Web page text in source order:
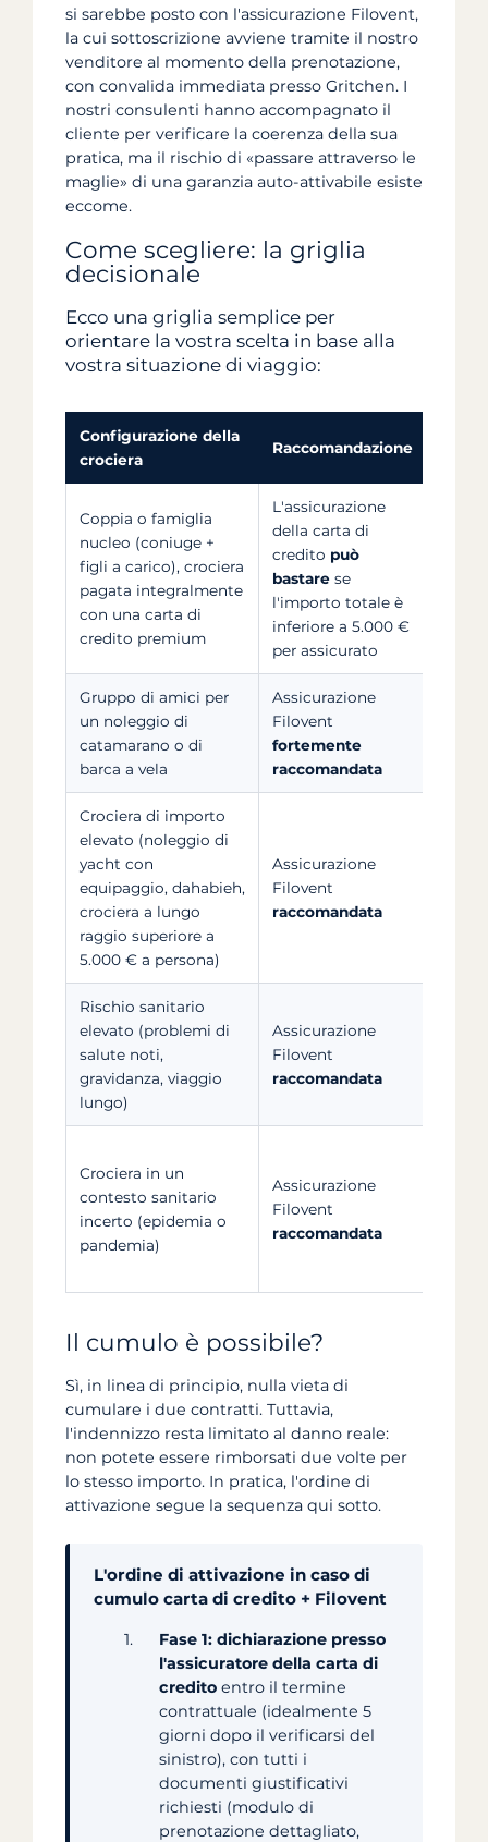
si sarebbe posto con l'assicurazione Filovent,
la cui sottoscrizione avviene tramite il nostro
venditore al momento della prenotazione,
con convalida immediata presso Gritchen. I
nostri consulenti hanno accompagnato il
cliente per verificare la coerenza della sua
pratica, ma il rischio di «passare attraverso le
maglie» di una garanzia auto-attivabile esiste
eccome.
Come scegliere: la griglia
decisionale
Ecco una griglia semplice per
orientare la vostra scelta in base alla
vostra situazione di viaggio:
Configurazione della
crociera
Raccomandazione
Coppia o famiglia
nucleo (coniuge +
figli a carico), crociera
pagata integralmente
con una carta di
credito premium
L'assicurazione
della carta di
credito può
bastare se
l'importo totale è
inferiore a 5.000 €
per assicurato
Gruppo di amici per
un noleggio di
catamarano o di
barca a vela
Assicurazione
Filovent
fortemente
raccomandata
Crociera di importo
elevato (noleggio di
yacht con
equipaggio, dahabieh,
crociera a lungo
raggio superiore a
5.000 € a persona)
Assicurazione
Filovent
raccomandata
Rischio sanitario
elevato (problemi di
salute noti,
gravidanza, viaggio
lungo)
Assicurazione
Filovent
raccomandata
Crociera in un
contesto sanitario
incerto (epidemia o
pandemia)
Assicurazione
Filovent
raccomandata
Il cumulo è possibile?
Sì, in linea di principio, nulla vieta di
cumulare i due contratti. Tuttavia,
l'indennizzo resta limitato al danno reale:
non potete essere rimborsati due volte per
lo stesso importo. In pratica, l'ordine di
attivazione segue la sequenza qui sotto.
L'ordine di attivazione in caso di
cumulo carta di credito + Filovent
Fase 1: dichiarazione presso
l'assicuratore della carta di
credito entro il termine
contrattuale (idealmente 5
giorni dopo il verificarsi del
sinistro), con tutti i
documenti giustificativi
richiesti (modulo di
prenotazione dettagliato,